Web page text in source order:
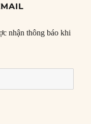
nhận thông báo khi